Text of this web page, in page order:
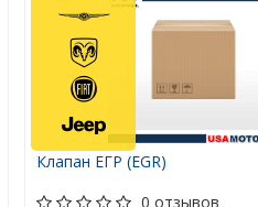
Клапан ЕГР (EGR)
0 отзывов